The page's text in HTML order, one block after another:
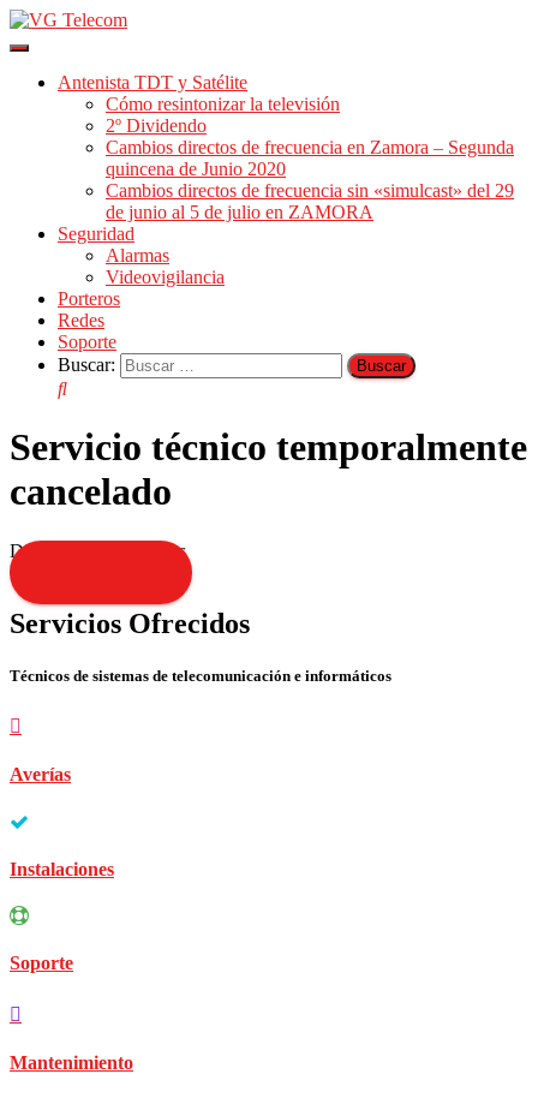
Cambiar
navegación
Antenista TDT y Satélite
Cómo resintonizar la televisión
2º Dividendo
Cambios directos de frecuencia en Zamora – Segunda
quincena de Junio 2020
Cambios directos de frecuencia sin «simulcast» del 29
de junio al 5 de julio en ZAMORA
Seguridad
Alarmas
Videovigilancia
Porteros
Redes
Soporte
Buscar:
Servicio técnico temporalmente
cancelado
Disculpen las molestias
Servicios Ofrecidos
Técnicos de sistemas de telecomunicación e informáticos
Averías
Instalaciones
Soporte
Mantenimiento